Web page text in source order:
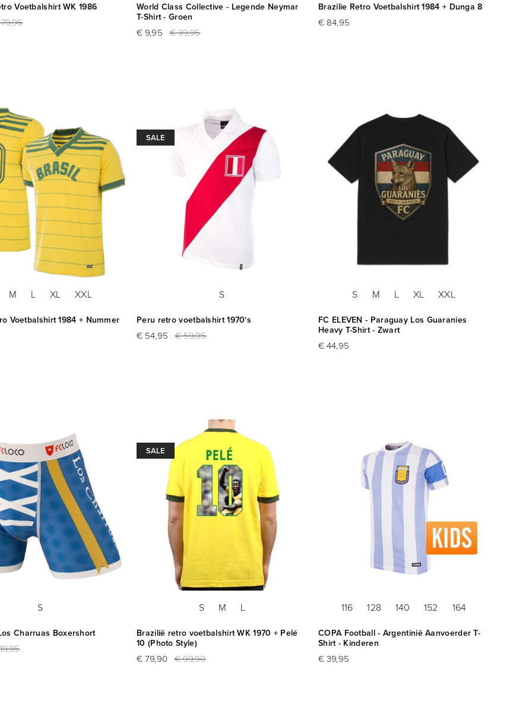
Voetbalshirt WK 1986
World Class Collective - Legende Neymar
T-Shirt - Groen
€ 9,95 € 39,95
Brazilie Retro Voetbalshirt 1984 + Dunga 8
€ 84,95
M L XL XXL
Voetbalshirt 1984 + Nummer
SALE
S
Peru retro voetbalshirt 1970's
€ 54,95 € 59,95
S M L XL XXL
FC ELEVEN - Paraguay Los Guaranies
Heavy T-Shirt - Zwart
€ 44,95
S
Charruas Boxershort
SALE
S M L
Brazilië retro voetbalshirt WK 1970 + Pelé
10 (Photo Style)
€ 79,90 € 99,90
116 128 140 152 164
COPA Football - Argentinië Aanvoerder T-
Shirt - Kinderen
€ 39,95